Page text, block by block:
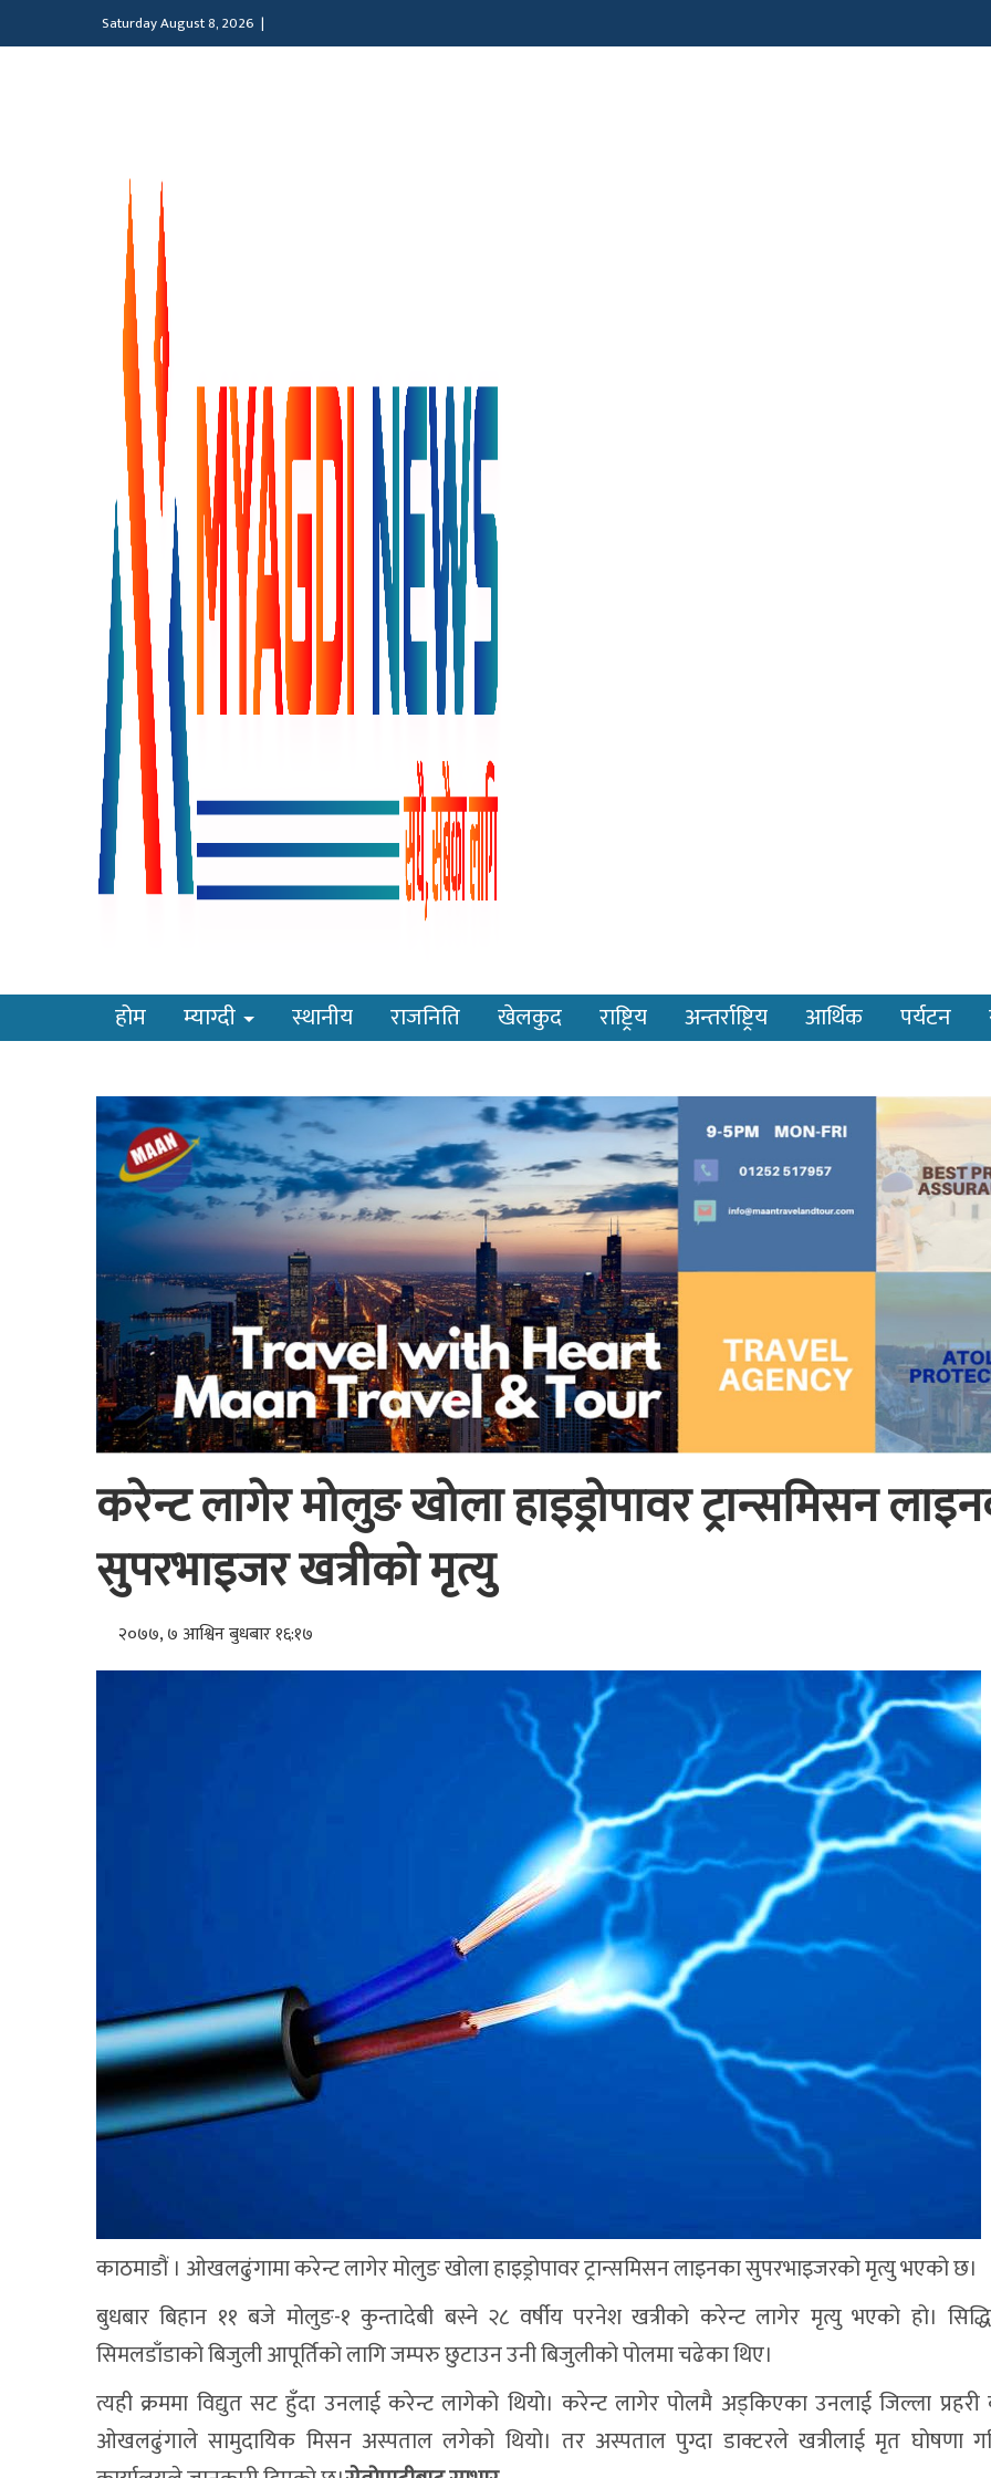
Saturday August 8, 2026 |
होम म्याग्दी स्थानीय राजनिति खेलकुद राष्ट्रिय अन्तर्राष्ट्रिय आर्थिक पर्यटन
करेन्ट लागेर मोलुङ खोला हाइड्रोपावर ट्रान्समिसन
सुपरभाइजर खत्रीको मृत्यु
२०७७, ७ आश्विन बुधबार १६:१७
काठमाडौं । ओखलढुंगामा करेन्ट लागेर मोलुङ खोला हाइड्रोपावर ट्रान्समिसन लाइनका सुपरभाइजरको मृत्यु भएको छ।
बुधबार बिहान ११ बजे मोलुङ-१ कुन्तादेबी बस्ने २८ वर्षीय परनेश खत्रीको करेन्ट लागेर मृत्यु भएको हो।
सिमलडाँडाको बिजुली आपूर्तिको लागि जम्परु छुटाउन उनी बिजुलीको पोलमा चढेका थिए।
त्यही क्रममा विद्युत सट हुँदा उनलाई करेन्ट लागेको थियो। करेन्ट लागेर पोलमै अड्किएका उनलाई जिल्ला प्रहरी
ओखलढुंगाले सामुदायिक मिसन अस्पताल लगेको थियो। तर अस्पताल पुग्दा डाक्टरले खत्रीलाई मृत घोषणा